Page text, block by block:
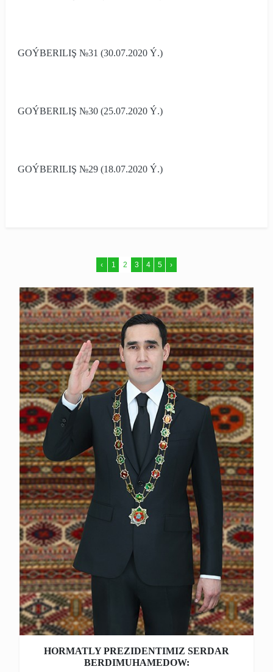
GOÝBERILIŞ №31 (30.07.2020 Ý.)
GOÝBERILIŞ №30 (25.07.2020 Ý.)
GOÝBERILIŞ №29 (18.07.2020 Ý.)
‹ 1 2 3 4 5 ›
HORMATLY PREZIDENTIMIZ SERDAR
BERDIMUHAMEDOW: